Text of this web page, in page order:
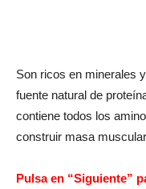
Son ricos en minerales
fuente natural de
contiene todos los
construir masa
Pulsa en “Siguiente”